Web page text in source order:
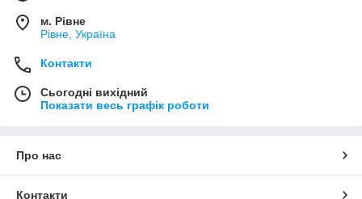
м. Рівне
Рівне, Україна
Контакти
Сьогодні вихідний
Показати весь графік роботи
Про нас
Контакти